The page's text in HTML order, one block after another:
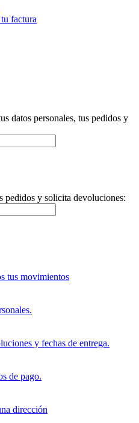
factura
datos personales, tus pedidos y
pedidos y solicita devoluciones:
tus movimientos
y fechas de entrega.
de pago.
dirección